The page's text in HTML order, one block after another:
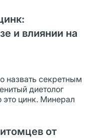
и влиянии на
назвать секретным
диетолог
цинк. Минерал
от